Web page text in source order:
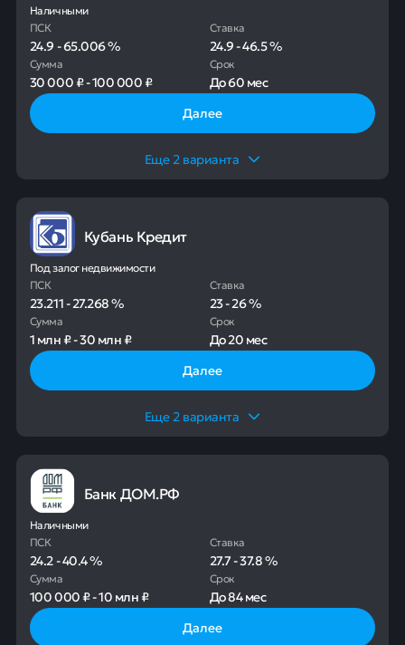
Наличными
ПСК
24.9-65.006%
Ставка
24.9-46.5%
Сумма
30 000 ₽-100 000 ₽
Срок
До60 мес
Далее
Еще2 варианта
Кубань Кредит
Под залог недвижимости
ПСК
23.211-27.268%
Ставка
23-26%
Сумма
1 млн ₽-30 млн ₽
Срок
До20 мес
Далее
Еще2 варианта
Банк ДОМ.РФ
Наличными
ПСК
24.2-40.4%
Ставка
27.7-37.8%
Сумма
100 000 ₽-10 млн ₽
Срок
До84 мес
Далее